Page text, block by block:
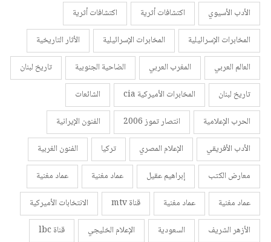
الأدب الأسيوي
اكتشافات أثرية
اكتشافات أثرية
المخابرات الإسرائيلية
المخابرات الإسرائيلية
الأثار التاريخية
العالم العربي
المغرب العربي الضاحية الجنوبية
تاريخ لبنان
تاريخ لبنان
المخابرات الأميركية cia
الشائعات
الحرب الإعلامية
انتصار تموز 2006
الفنون الإيرانية
الأدب الأفريقي
الإعلام المصري تركيا
الفنون الغربية
معارض الكتب
إبراهيم عقيل عماد مغنية
عماد مغنية
عماد مغنية
عماد مغنية قناة mtv
الانتخابات الأميركية
الأزهر الشريف
السعودية الإعلام الخليجي
قناة lbc